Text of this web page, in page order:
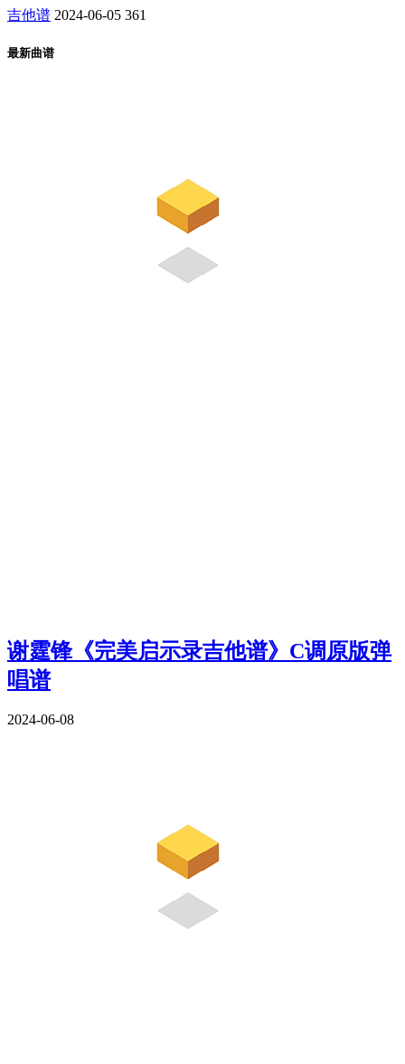
吉他谱 2024-06-05 361
最新曲谱
谢霆锋《完美启示录吉他谱》C调原版弹
唱谱
2024-06-08